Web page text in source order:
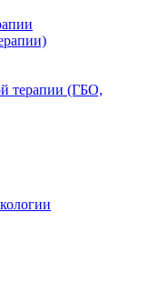
терапии (ГБО,